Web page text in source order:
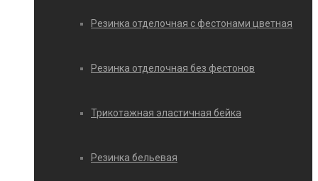
Резинка отделочная с фестонами цветная
Резинка отделочная без фестонов
Трикотажная эластичная бейка
Резинка бельевая